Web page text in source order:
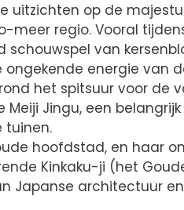
uitzichten op de
regio. Vooral
van
ongekende energie van
het spitsuur voor de
Jingu, een belangrijk
tuinen.
hoofdstad, en haar
Kinkaku-ji (het
Japanse architectuur